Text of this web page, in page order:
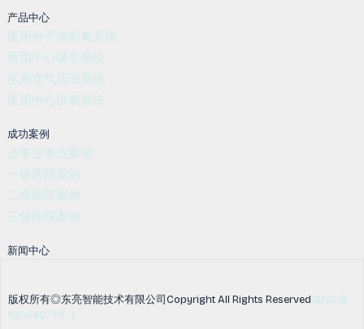
产品中心
医用分子筛制氧系统
医用中心吸引系统
医用空气压缩系统
医用中心供氧系统
成功案例
企事业单位案例
一级医院案例
二级医院案例
三级医院案例
新闻中心
版权所有◎东亮智能技术有限公司Copyright All Rights Reserved豫ICP备
16024671号-1